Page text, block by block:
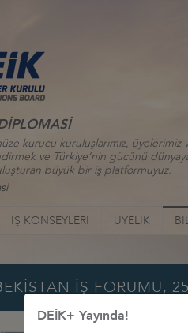
kurucu kuruluşlarımız,
ve Türkiye’nin gücünü
büyük bir iş platformuyuz.
İŞ KONSEYLERİ ÜYELİK
İŞ FORUMU,
DEİK+ Yayında!